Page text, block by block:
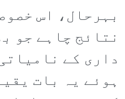
بہرحال، اس
نتائج چاہے جو
داری کے
ہوئے یہ بات